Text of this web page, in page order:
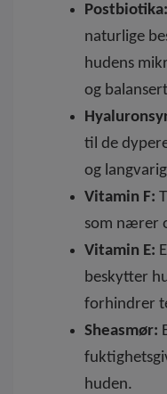
Postbiotika:
naturlige
hudens
og
til de
og
Vitamin F:
som nærer
Vitamin E:
beskytter
forhindrer
Sheasmør:
huden.